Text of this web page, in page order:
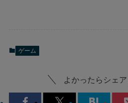
ゲーム
よかったらシェア